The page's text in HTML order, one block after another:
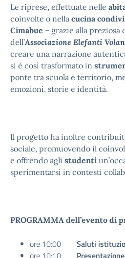
Le riprese, effettuate nelle
coinvolte o nella cucina
Cimabue – grazie alla preziosa
dell’Associazione Elefanti
creare una narrazione
si è così trasformato in
ponte tra scuola e territorio,
emozioni, storie e identità.
Il progetto ha inoltre
sociale, promuovendo il
e offrendo agli studenti
sperimentarsi in contesti
PROGRAMMA dell’evento di
ore 10:00 Saluti
ore 10:10 Presentazione